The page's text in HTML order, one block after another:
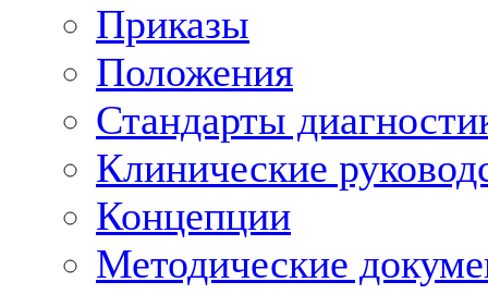
Приказы
Положения
Стандарты
Клинические
Концепции
Методические